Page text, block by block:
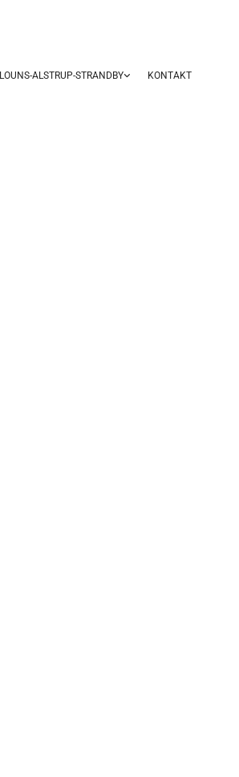
LOUNS-ALSTRUP-STRANDBY KONTAKT